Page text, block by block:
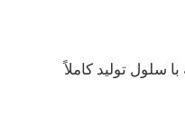
سلول تولید کاملاً